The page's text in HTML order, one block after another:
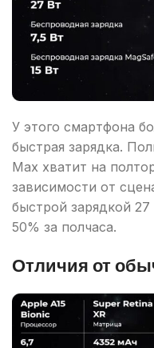
У этого смартфона
быстрая зарядка.
Max хватит на
зависимости от
быстрой зарядкой
50% за полчаса.
Отличия от